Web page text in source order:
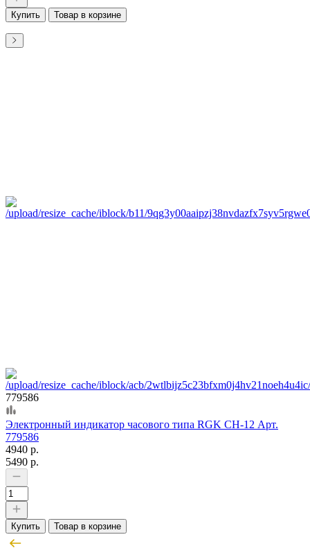
Купить Товар в корзине
779586
Электронный индикатор часового типа RGK CH-12 Арт.
779586
4940 р.
5490 р.
Купить Товар в корзине